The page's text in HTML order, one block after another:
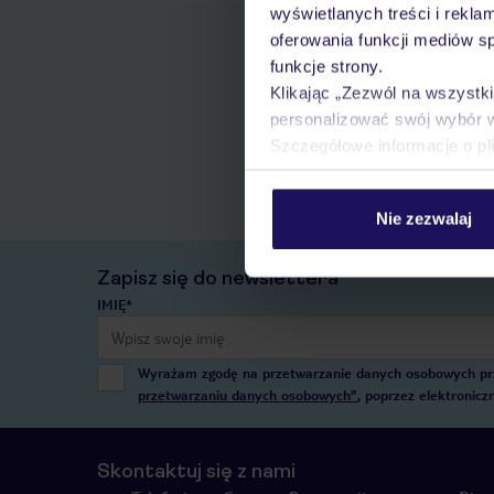
wyświetlanych treści i
oferowania funkcji mediów
funkcje strony.
Klikając „Zezwól na
personalizować swój wybór
Szczegółowe informacje o
Nie zezwalaj
Zapisz się do newslettera
IMIĘ*
Wyrażam zgodę na przetwarzanie danych osobowych
przetwarzaniu danych osobowych”, poprzez
Skontaktuj się z nami